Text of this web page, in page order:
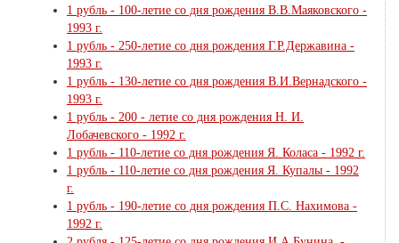
1 рубль - 100-летие со дня рождения В.В.Маяковского -
1993 г.
1 рубль - 250-летие со дня рождения Г.Р.Державина -
1993 г.
1 рубль - 130-летие со дня рождения В.И.Вернадского -
1993 г.
1 рубль - 200 - летие со дня рождения Н. И.
Лобачевского - 1992 г.
1 рубль - 110-летие со дня рождения Я. Коласа - 1992 г.
1 рубль - 110-летие со дня рождения Я. Купалы - 1992
г.
1 рубль - 190-летие со дня рождения П.С. Нахимова -
1992 г.